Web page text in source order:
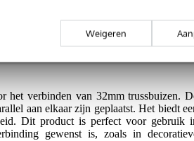
Weigeren
verbinden van 32mm trussbuizen.
aan elkaar zijn geplaatst. Het biedt
Dit product is perfect voor gebruik
gewenst is, zoals in